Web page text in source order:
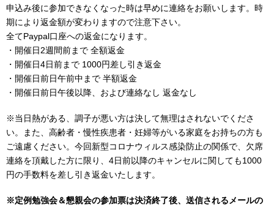
申込み後に参加できなくなった時は早めに連絡をお願いします。時
期により返金額が変わりますので注意下さい。
全てPaypal口座への返金になります。
・開催日2週間前まで 全額返金
・開催日4日前まで 1000円差し引き返金
・開催日前日午前中まで 半額返金
・開催日前日午後以降、および連絡なし 返金なし
※当日熱がある、調子が悪い方は決して無理はされないでくださ
い。また、高齢者・慢性疾患者・妊婦等がいる家庭をお持ちの方も
ご遠慮ください。今回新型コロナウィルス感染防止の関係で、欠席
連絡を頂戴した方に限り、4日前以降のキャンセルに関しても1000
円の手数料を差し引き返金いたします。
※定例勉強会＆懇親会の参加票は決済終了後、送信されるメールの